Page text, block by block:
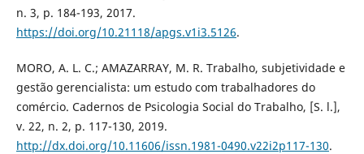
n. 3, p. 184-193, 2017.
https://doi.org/10.21118/apgs.v1i3.5126.
MORO, A. L. C.; AMAZARRAY, M. R. Trabalho, subjetividade e
gestão gerencialista: um estudo com trabalhadores do
comércio. Cadernos de Psicologia Social do Trabalho, [S. l.],
v. 22, n. 2, p. 117-130, 2019.
http://dx.doi.org/10.11606/issn.1981-0490.v22i2p117-130.